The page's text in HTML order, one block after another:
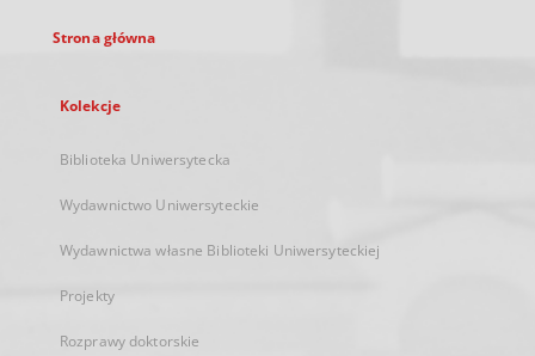
Strona główna
Kolekcje
Biblioteka Uniwersytecka
Wydawnictwo Uniwersyteckie
Wydawnictwa własne Biblioteki Uniwersyteckiej
Projekty
Rozprawy doktorskie